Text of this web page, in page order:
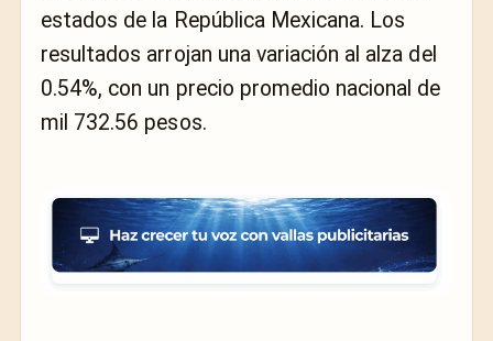
estados de la República Mexicana. Los
resultados arrojan una variación al alza del
0.54%, con un precio promedio nacional de
mil 732.56 pesos.